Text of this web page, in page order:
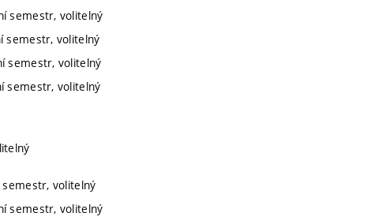
semestr, volitelný
semestr, volitelný
semestr, volitelný
semestr, volitelný
volitelný
semestr, volitelný